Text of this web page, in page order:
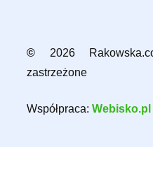
© 2026
zastrzeżone
Współpraca:Webisko.pl